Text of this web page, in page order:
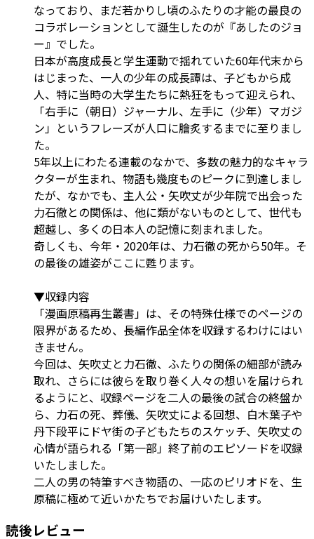
なっており、まだ若かりし頃のふたりの才能の最良の
コラボレーションとして誕生したのが『あしたのジョ
ー』でした。
日本が高度成長と学生運動で揺れていた60年代末から
はじまった、一人の少年の成長譚は、子どもから成
人、特に当時の大学生たちに熱狂をもって迎えられ、
「右手に（朝日）ジャーナル、左手に（少年）マガジ
ン」というフレーズが人口に膾炙するまでに至りまし
た。
5年以上にわたる連載のなかで、多数の魅力的なキャラ
クターが生まれ、物語も幾度ものピークに到達しまし
たが、なかでも、主人公・矢吹丈が少年院で出会った
力石徹との関係は、他に類がないものとして、世代も
超越し、多くの日本人の記憶に刻まれました。
奇しくも、今年・2020年は、力石徹の死から50年。そ
の最後の雄姿がここに甦ります。
▼収録内容
「漫画原稿再生叢書」は、その特殊仕様でのページの
限界があるため、長編作品全体を収録するわけにはい
きません。
今回は、矢吹丈と力石徹、ふたりの関係の細部が読み
取れ、さらには彼らを取り巻く人々の想いを届けられ
るようにと、収録ページを二人の最後の試合の終盤か
ら、力石の死、葬儀、矢吹丈による回想、白木葉子や
丹下段平にドヤ街の子どもたちのスケッチ、矢吹丈の
心情が語られる「第一部」終了前のエピソードを収録
いたしました。
二人の男の特筆すべき物語の、一応のピリオドを、生
原稿に極めて近いかたちでお届けいたします。
読後レビュー